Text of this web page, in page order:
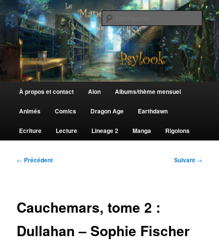
au
contenu
principalLe Manège de Psylook
principal
À propos et contact Aion Albums/thème mensuel
Animés Comics Dragon Age Earthdawn
Ecriture Lecture Lineage 2 Manga Rigolons
Navigation
← Précédent Suivant →
Cauchemars, tome 2 :
Dullahan – Sophie Fischer